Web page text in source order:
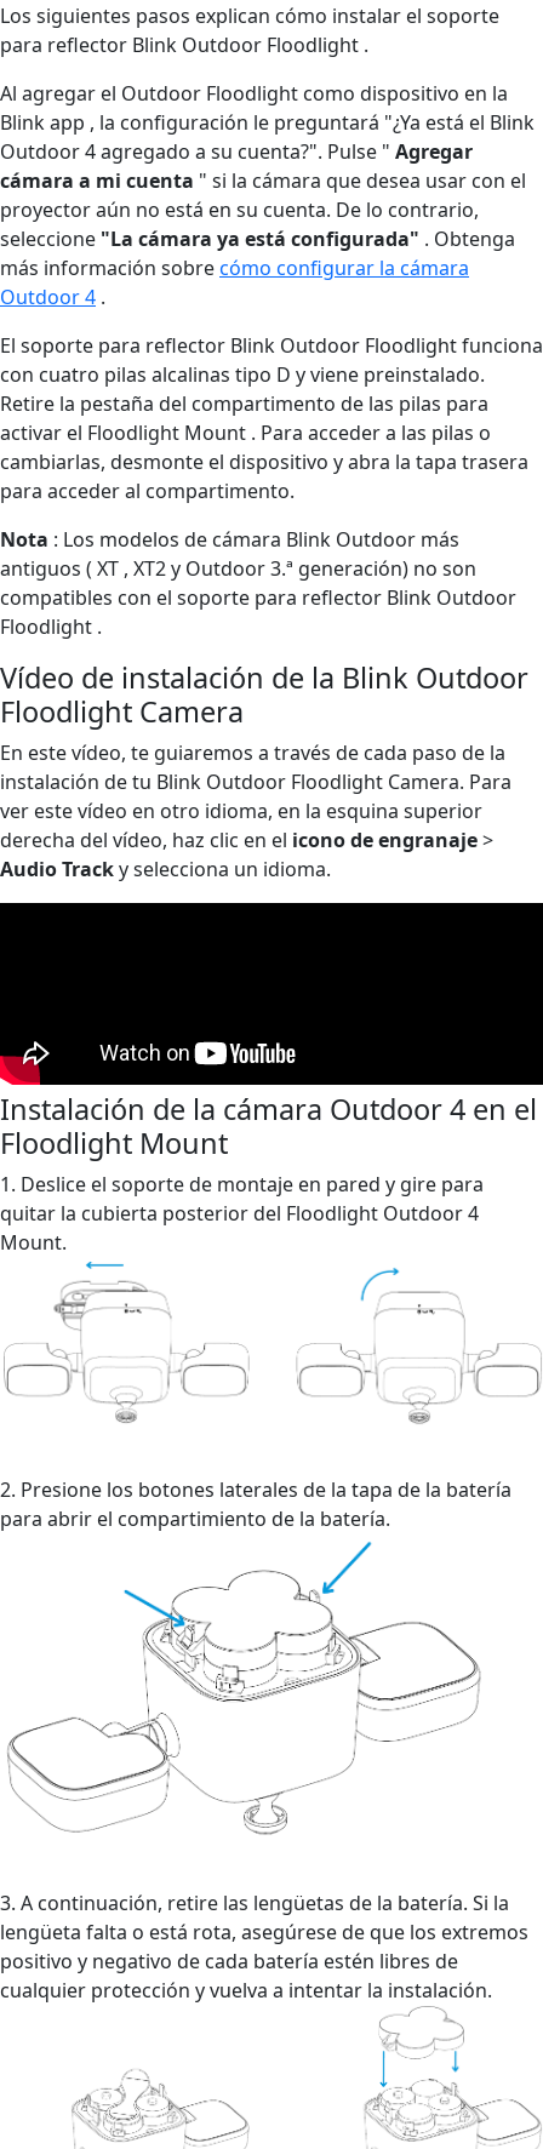
Los siguientes pasos explican cómo instalar el soporte
para reflector Blink Outdoor Floodlight .
Al agregar el Outdoor Floodlight como dispositivo en la
Blink app , la configuración le preguntará "¿Ya está el Blink
Outdoor 4 agregado a su cuenta?". Pulse " Agregar
cámara a mi cuenta " si la cámara que desea usar con el
proyector aún no está en su cuenta. De lo contrario,
seleccione "La cámara ya está configurada" . Obtenga
más información sobrecómo configurar la cámara
Outdoor 4 .
El soporte para reflector Blink Outdoor Floodlight funciona
con cuatro pilas alcalinas tipo D y viene preinstalado.
Retire la pestaña del compartimento de las pilas para
activar el Floodlight Mount . Para acceder a las pilas o
cambiarlas, desmonte el dispositivo y abra la tapa trasera
para acceder al compartimento.
Nota : Los modelos de cámara Blink Outdoor más
antiguos ( XT , XT2 y Outdoor 3.ª generación) no son
compatibles con el soporte para reflector Blink Outdoor
Floodlight .
Vídeo de instalación de la Blink Outdoor
Floodlight Camera
En este vídeo, te guiaremos a través de cada paso de la
instalación de tu Blink Outdoor Floodlight Camera. Para
ver este vídeo en otro idioma, en la esquina superior
derecha del vídeo, haz clic en el icono de engranaje>
Audio Tracky selecciona un idioma.
Instalación de la cámara Outdoor 4 en el
Floodlight Mount
1. Deslice el soporte de montaje en pared y gire para
quitar la cubierta posterior del Floodlight Outdoor 4
Mount.
2. Presione los botones laterales de la tapa de la batería
para abrir el compartimiento de la batería.
3. A continuación, retire las lengüetas de la batería. Si la
lengüeta falta o está rota, asegúrese de que los extremos
positivo y negativo de cada batería estén libres de
cualquier protección y vuelva a intentar la instalación.